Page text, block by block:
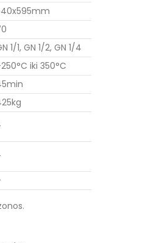
1/1, GN 1/2, GN 1/4
iki 350°C